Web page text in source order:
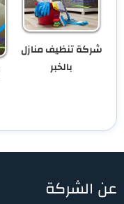
شركة تنظيف منازل
بالخبر
عن الشركة